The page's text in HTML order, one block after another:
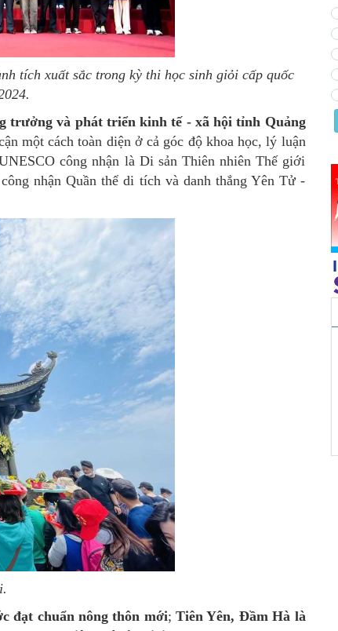
tích xuất sắc trong kỳ thi học sinh giỏi cấp quốc
trưởng và phát triển kinh tế - xã hội tỉnh Quảng
một cách toàn diện ở cả góc độ khoa học, lý luận
công nhận là Di sản Thiên nhiên Thế giới
nhận Quần thể di tích và danh thắng Yên Tử -
đạt chuẩn nông thôn mới;Tiên Yên, Đầm Hà là